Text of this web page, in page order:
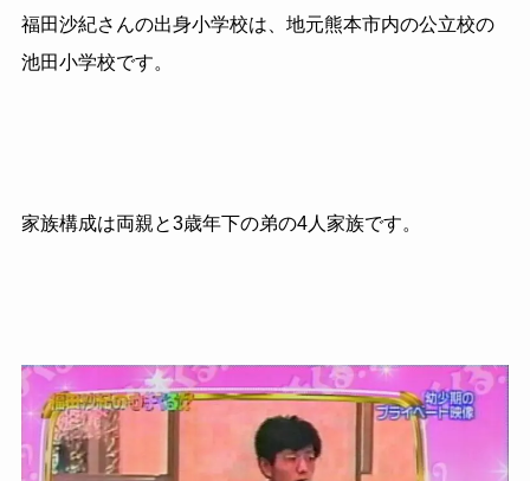
福田沙紀さんの出身小学校は、地元熊本市内の公立校の
池田小学校です。
家族構成は両親と3歳年下の弟の4人家族です。